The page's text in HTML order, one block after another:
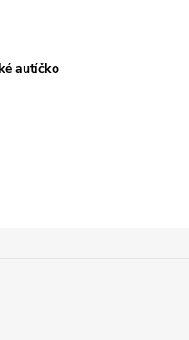
autíčko